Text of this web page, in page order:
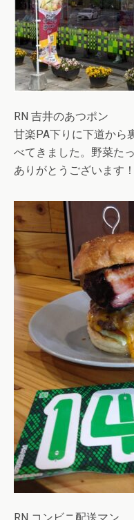
RN 吉井のあつポン
甘楽PA下りに下道から
べてきました。野菜た
ありがとうございます！